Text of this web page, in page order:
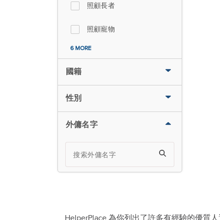
照顧長者
照顧寵物
6 MORE
國籍
性別
外傭名字